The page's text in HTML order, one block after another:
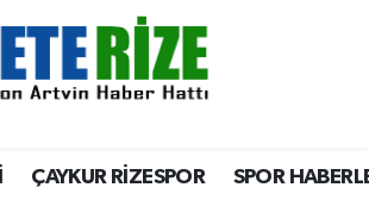
ÇAYKUR RİZESPOR SPOR
Eczaneler